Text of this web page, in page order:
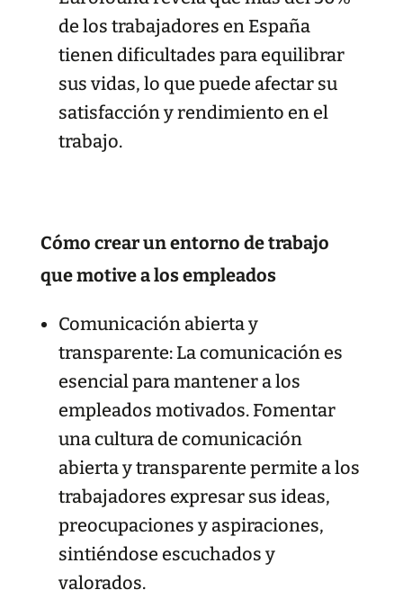
de los trabajadores en España
tienen dificultades para equilibrar
sus vidas, lo que puede afectar su
satisfacción y rendimiento en el
trabajo.
Cómo crear un entorno de trabajo
que motive a los empleados
Comunicación abierta y
transparente: La comunicación es
esencial para mantener a los
empleados motivados. Fomentar
una cultura de comunicación
abierta y transparente permite a los
trabajadores expresar sus ideas,
preocupaciones y aspiraciones,
sintiéndose escuchados y
valorados.